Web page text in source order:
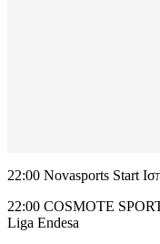
22:00 Novasports Start
22:00 COSMOTE
Liga Endesa